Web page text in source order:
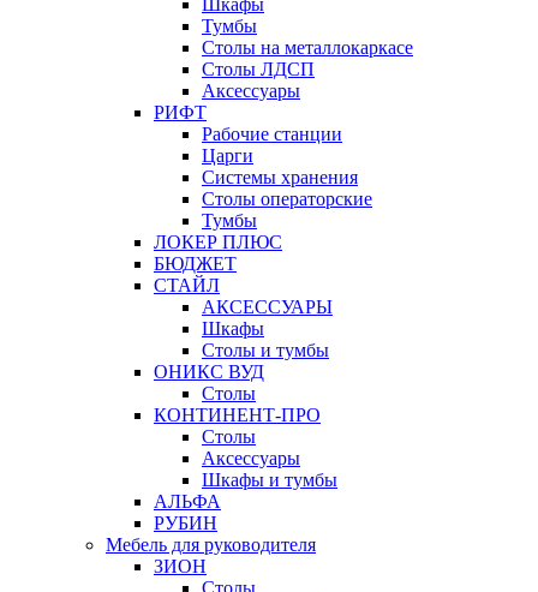
Шкафы
Тумбы
Столы на металлокаркасе
Столы ЛДСП
Аксессуары
РИФТ
Рабочие станции
Царги
Системы хранения
Столы операторские
Тумбы
ЛОКЕР ПЛЮС
БЮДЖЕТ
СТАЙЛ
АКСЕССУАРЫ
Шкафы
Столы и тумбы
ОНИКС ВУД
Столы
КОНТИНЕНТ-ПРО
Столы
Аксессуары
Шкафы и тумбы
АЛЬФА
РУБИН
Мебель для руководителя
ЗИОН